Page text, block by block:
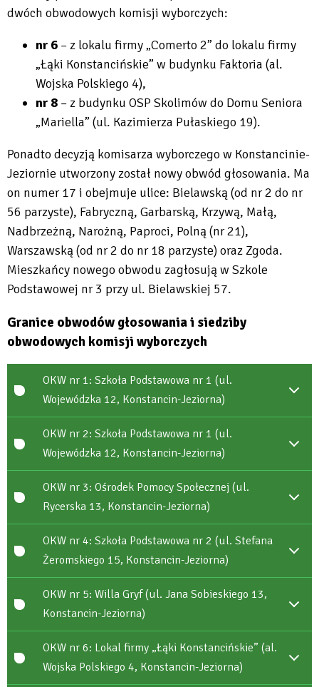
dwóch obwodowych komisji wyborczych:
nr 6 – z lokalu firmy „Comerto 2” do lokalu firmy
„Łąki Konstancińskie” w budynku Faktoria (al.
Wojska Polskiego 4),
nr 8 – z budynku OSP Skolimów do Domu Seniora
„Mariella” (ul. Kazimierza Pułaskiego 19).
Ponadto decyzją komisarza wyborczego w Konstancinie-
Jeziornie utworzony został nowy obwód głosowania. Ma
on numer 17 i obejmuje ulice: Bielawską (od nr 2 do nr
56 parzyste), Fabryczną, Garbarską, Krzywą, Małą,
Nadbrzeżną, Narożną, Paproci, Polną (nr 21),
Warszawską (od nr 2 do nr 18 parzyste) oraz Zgoda.
Mieszkańcy nowego obwodu zagłosują w Szkole
Podstawowej nr 3 przy ul. Bielawskiej 57.
Granice obwodów głosowania i siedziby
obwodowych komisji wyborczych
OKW nr 1: Szkoła Podstawowa nr 1 (ul.
Wojewódzka 12, Konstancin-Jeziorna)
OKW nr 2: Szkoła Podstawowa nr 1 (ul.
Wojewódzka 12, Konstancin-Jeziorna)
OKW nr 3: Ośrodek Pomocy Społecznej (ul.
Rycerska 13, Konstancin-Jeziorna)
OKW nr 4: Szkoła Podstawowa nr 2 (ul. Stefana
Żeromskiego 15, Konstancin-Jeziorna)
OKW nr 5: Willa Gryf (ul. Jana Sobieskiego 13,
Konstancin-Jeziorna)
OKW nr 6: Lokal firmy „Łąki Konstancińskie” (al.
Wojska Polskiego 4, Konstancin-Jeziorna)